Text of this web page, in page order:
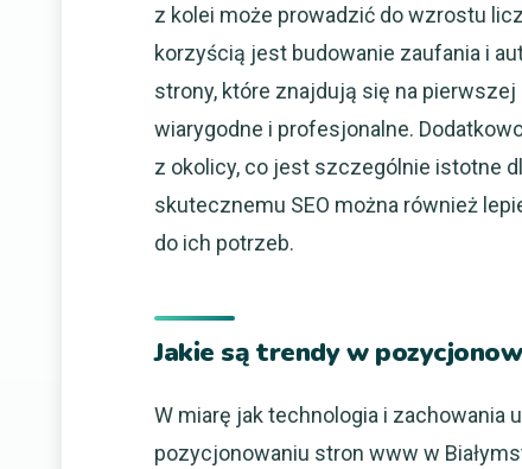
z kolei może prowadzić do wzrostu
korzyścią jest budowanie zaufania i
strony, które znajdują się na
wiarygodne i profesjonalne.
z okolicy, co jest szczególnie istotne
skutecznemu SEO można również
do ich potrzeb.
Jakie są trendy w
W miarę jak technologia i zachowania
pozycjonowaniu stron www w